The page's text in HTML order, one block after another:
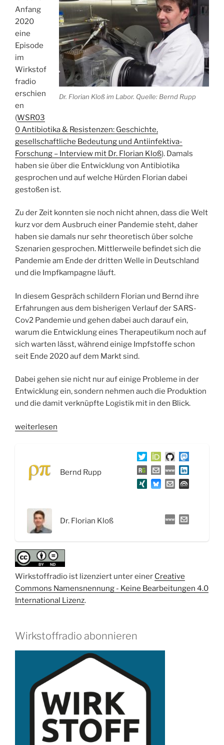
Dr. Florian Kloß im Labor. Quelle: Bernd Rupp
Anfang
2020
eine
Episode
im
Wirkstof
fradio
erschien
en
(WSR03
0 Antibiotika & Resistenzen: Geschichte,
gesellschaftliche Bedeutung und Antiinfektiva-
Forschung – Interview mit Dr. Florian Kloß). Damals
haben sie über die Entwicklung von Antibiotika
gesprochen und auf welche Hürden Florian dabei
gestoßen ist.
Zu der Zeit konnten sie noch nicht ahnen, dass die Welt
kurz vor dem Ausbruch einer Pandemie steht, daher
haben sie damals nur sehr theoretisch über solche
Szenarien gesprochen. Mittlerweile befindet sich die
Pandemie am Ende der dritten Welle in Deutschland
und die Impfkampagne läuft.
In diesem Gespräch schildern Florian und Bernd ihre
Erfahrungen aus dem bisherigen Verlauf der SARS-
Cov2 Pandemie und gehen dabei auch darauf ein,
warum die Entwicklung eines Therapeutikum noch auf
sich warten lässt, während einige Impfstoffe schon
seit Ende 2020 auf dem Markt sind.
Dabei gehen sie nicht nur auf einige Probleme in der
Entwicklung ein, sondern nehmen auch die Produktion
und die damit verknüpfte Logistik mit in den Blick.
„WSR042
Pandemie
Vergleich
Impfstoffe
versus
weiterlesen
Bernd Rupp
Dr. Florian Kloß
Wirkstoffradio ist lizenziert unter einer Creative
Commons Namensnennung - Keine Bearbeitungen 4.0
International Lizenz.
Wirkstoffradio abonnieren